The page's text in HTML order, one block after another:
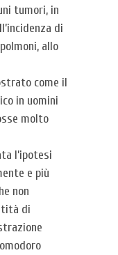
tumori, in
di
allo
come il
in uomini
molto
l’ipotesi
e più
non
di